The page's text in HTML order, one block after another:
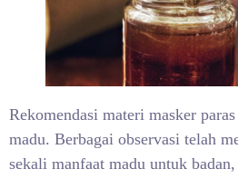
Rekomendasi materi masker
madu. Berbagai observasi telah
sekali manfaat madu untuk